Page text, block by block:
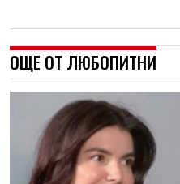
ОЩЕ ОТ ЛЮБОПИТНИ